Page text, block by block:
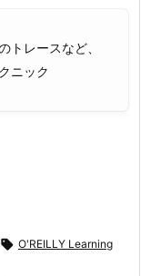
トレースなど、
ニック
 O'REILLY Learning